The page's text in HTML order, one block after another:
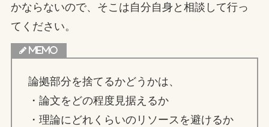
かならないので、そこは自分自身と相談して行っ
てください。
論拠部分を捨てるかどうかは、
・論文をどの程度見据えるか
・理論にどれくらいのリソースを避けるか